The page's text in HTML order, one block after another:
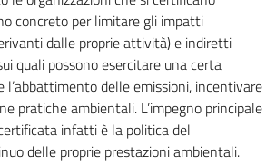
concreto per limitare gli impatti
dalle proprie attività) e indiretti
quali possono esercitare una certa
l’abbattimento delle emissioni, incentivare
pratiche ambientali. L’impegno principale
infatti è la politica del
delle proprie prestazioni ambientali.